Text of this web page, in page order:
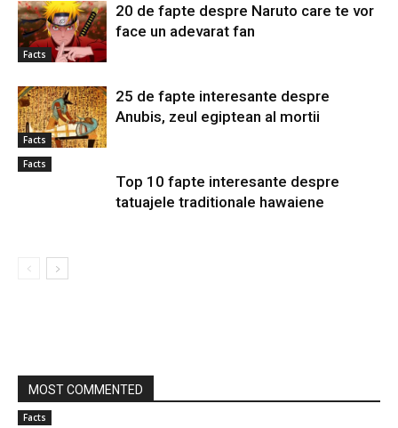
Facts
20 de fapte despre Naruto care te vor
face un adevarat fan
Facts
25 de fapte interesante despre
Anubis, zeul egiptean al mortii
Facts
Top 10 fapte interesante despre
tatuajele traditionale hawaiene
MOST COMMENTED
Facts